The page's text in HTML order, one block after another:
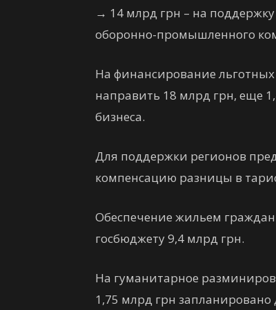
→ 14 млрд грн – на
оборонно-промышленного
На финансирование
направить 18 млрд грн, еще
бизнеса.
Для поддержки регионов
компенсацию разницы в
Обеспечение жильем граждан
госбюджету 9,4 млрд грн.
На гуманитарное
1,75 млрд грн